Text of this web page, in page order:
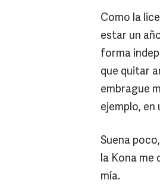
Como la
estar un
forma
que quitar
embrague
ejemplo, en
Suena
la Kona me
mía.